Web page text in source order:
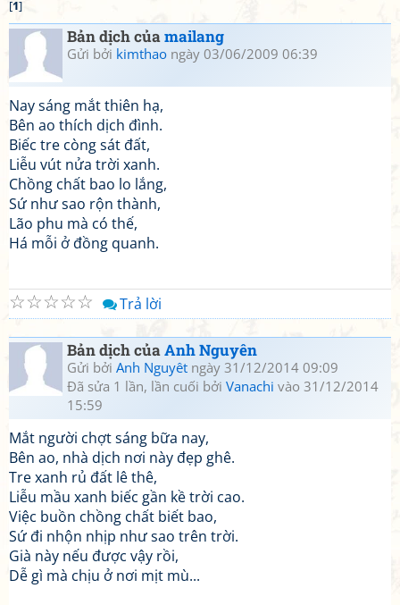
[1]
Bản dịch củamailang
Gửi bởi kimthao ngày 03/06/2009 06:39
Nay sáng mắt thiên hạ,
Bên ao thích dịch đình.
Biếc tre còng sát đất,
Liễu vút nửa trời xanh.
Chồng chất bao lo lắng,
Sứ như sao rộn thành,
Lão phu mà có thế,
Há mỗi ở đồng quanh.
☆
☆
☆
☆
☆ Trả lời
Bản dịch củaAnh Nguyên
Gửi bởi Anh Nguyêt ngày 31/12/2014 09:09
Đã sửa 1 lần, lần cuối bởi Vanachi vào 31/12/2014
15:59
Mắt người chợt sáng bữa nay,
Bên ao, nhà dịch nơi này đẹp ghê.
Tre xanh rủ đất lê thê,
Liễu mầu xanh biếc gần kề trời cao.
Việc buồn chồng chất biết bao,
Sứ đi nhộn nhịp như sao trên trời.
Già này nếu được vậy rồi,
Dễ gì mà chịu ở nơi mịt mù...